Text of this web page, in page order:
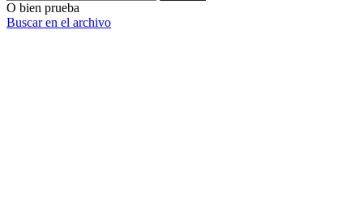
O bien prueba
Buscar en el archivo